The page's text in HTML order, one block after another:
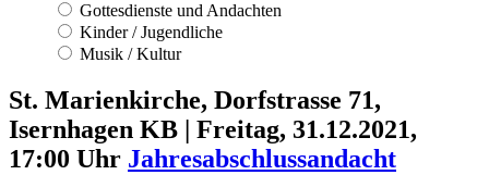
Gottesdienste und Andachten
Kinder / Jugendliche
Musik / Kultur
St. Marienkirche, Dorfstrasse 71,
Isernhagen KB
Freitag, 31.12.2021,
17:00 Uhr Jahresabschlussandacht